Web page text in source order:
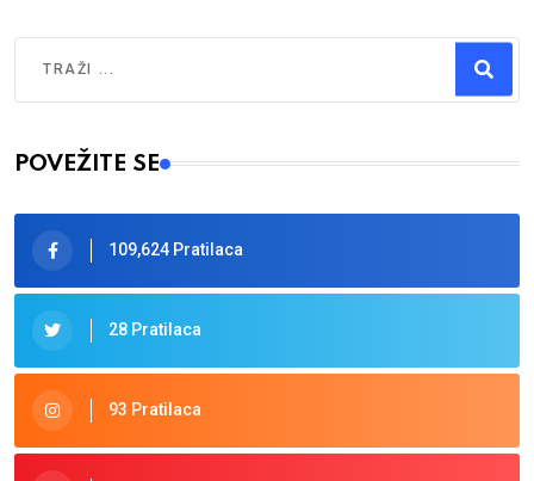
Type 2 or more characters for results.
POVEŽITE SE
109,624 Pratilaca
28 Pratilaca
93 Pratilaca